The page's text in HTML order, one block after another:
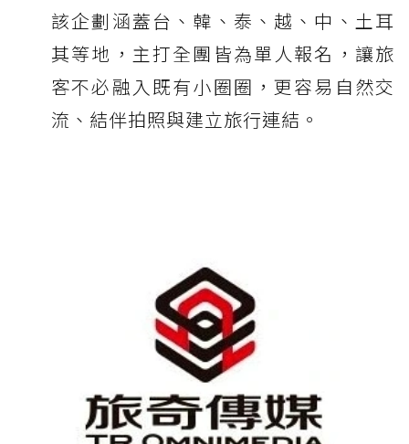
該企劃涵蓋台、韓、泰、越、中、土耳
其等地，主打全團皆為單人報名，讓旅
客不必融入既有小圈圈，更容易自然交
流、結伴拍照與建立旅行連結。